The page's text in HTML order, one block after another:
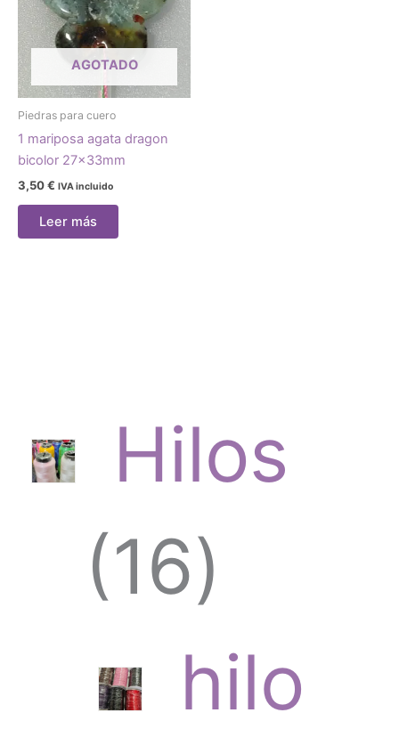
Hilos
161
6
hilo
AGOTADO
Piedras para cuero
1 mariposa agata dragon
bicolor 27x33mm
3,50€ IVA incluido
Leer más